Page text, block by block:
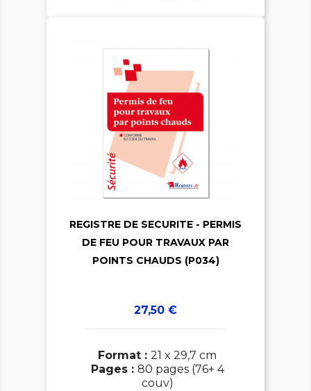


REGISTRE DE SECURITE - PERMIS
DE FEU POUR TRAVAUX PAR
POINTS CHAUDS (P034)
Prix
27,50 €
Format : 21 x 29,7 cm
Pages : 80 pages (76+ 4
couv)